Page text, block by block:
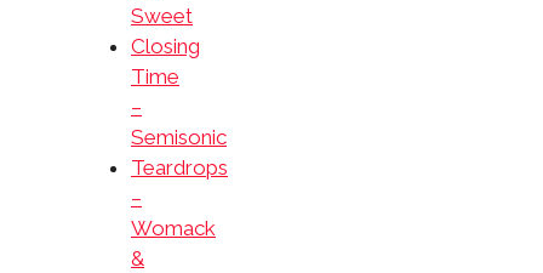
Sweet
Closing
Time
–
Semisonic
Teardrops
–
Womack
&